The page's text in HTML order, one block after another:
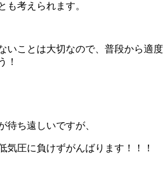
も考えられます。
いことは大切なので、普段から適度
！
待ち遠しいですが、
気圧に負けずがんばります！！！